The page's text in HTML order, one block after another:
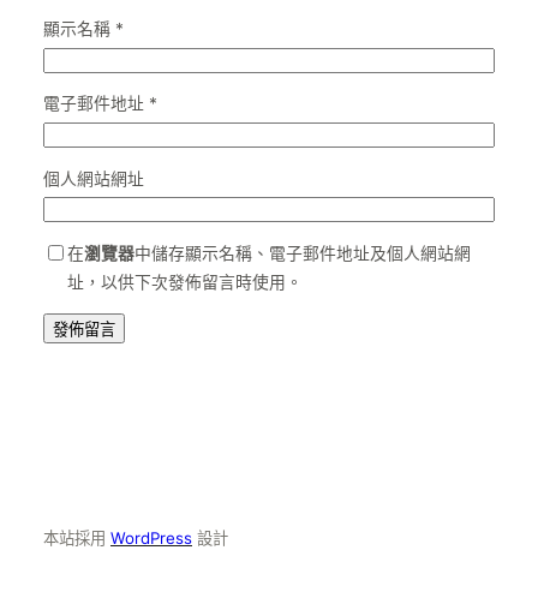
顯示名稱 *
電子郵件地址 *
個人網站網址
在瀏覽器中儲存顯示名稱、電子郵件地址及個人網站網
址，以供下次發佈留言時使用。
本站採用 WordPress 設計